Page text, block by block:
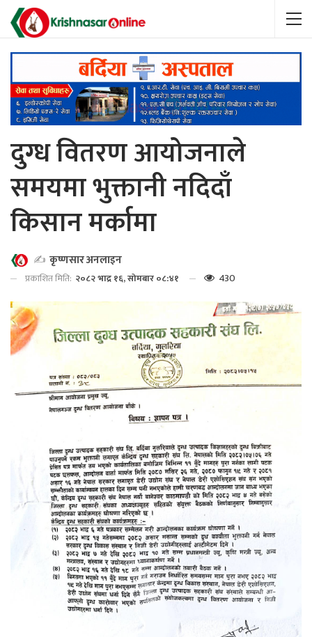
दुग्ध वितरण आयोजनाले
समयमा भुक्तानी नदिदाँ
किसान मर्कामा
✍️ कृष्णसार अनलाइन
प्रकाशित मिति: २०८२ भाद्र १६, सोमबार ०८:४१ 430